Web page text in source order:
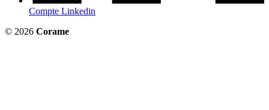
Compte Linkedin
© 2026 Corame